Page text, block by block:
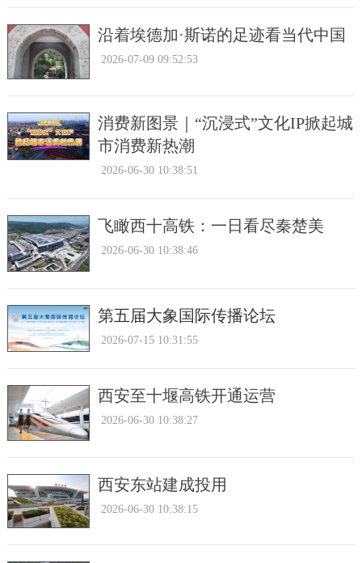
沿着埃德加·斯诺的足迹看当代中国
2026-07-09 09:52:53
消费新图景｜“沉浸式”文化IP掀起城
市消费新热潮
2026-06-30 10:38:51
飞瞰西十高铁：一日看尽秦楚美
2026-06-30 10:38:46
第五届大象国际传播论坛
2026-07-15 10:31:55
西安至十堰高铁开通运营
2026-06-30 10:38:27
西安东站建成投用
2026-06-30 10:38:15